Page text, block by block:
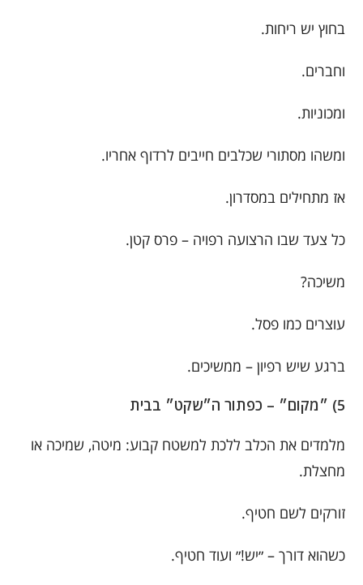
בחוץ יש ריחות.
וחברים.
ומכוניות.
ומשהו מסתורי שכלבים חייבים לרדוף אחריו.
אז מתחילים במסדרון.
כל צעד שבו הרצועה רפויה – פרס קטן.
משיכה?
עוצרים כמו פסל.
ברגע שיש רפיון – ממשיכים.
5) ״מקום״ – כפתור ה״שקט״ בבית
מלמדים את הכלב ללכת למשטח קבוע: מיטה, שמיכה או
מחצלת.
זורקים לשם חטיף.
כשהוא דורך – ״יש!״ ועוד חטיף.